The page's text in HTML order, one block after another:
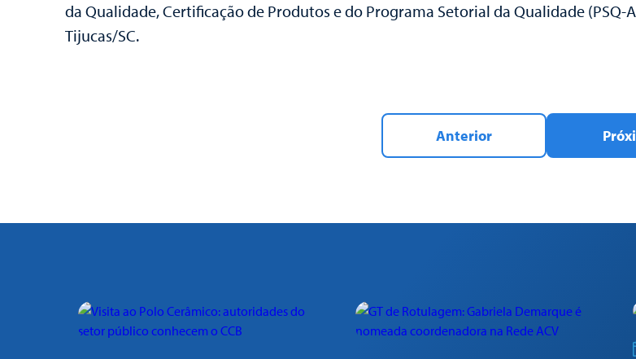
da Qualidade, Certificação de Produtos e do Programa Setorial da Qualidade
Tijucas/SC.
Anterior